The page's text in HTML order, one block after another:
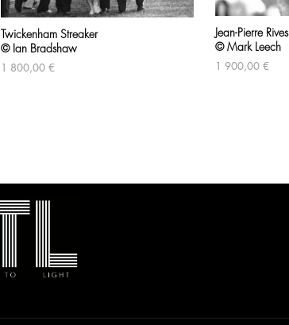
Twickenham Streaker
© Ian Bradshaw
1 800,00 €
Jean-Pierre Rives
© Mark Leech
1 900,00 €